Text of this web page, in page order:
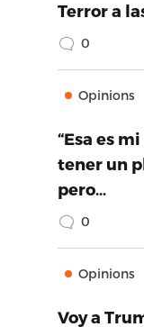
Terror a
0
Opinions
“Esa es
tener un
pero…
0
Opinions
Voy a